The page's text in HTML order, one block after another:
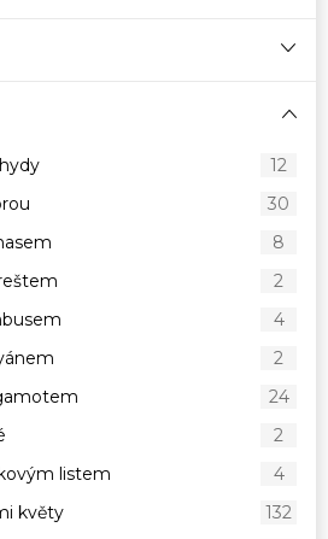
12
30
8
2
4
2
24
2
listem
4
květy
132